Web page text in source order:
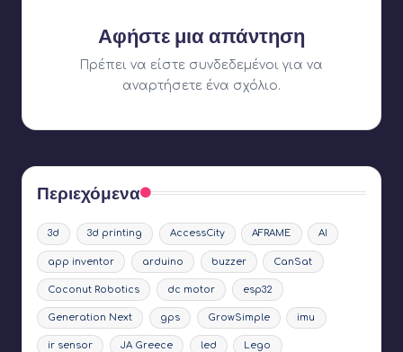
Αφήστε μια απάντηση
Πρέπει να είστε συνδεδεμένοι για να
αναρτήσετε ένα σχόλιο.
Περιεχόμενα
3d 3d printing AccessCity AFRAME AI
app inventor arduino buzzer CanSat
Coconut Robotics dc motor esp32
Generation Next gps GrowSimple imu
ir sensor JA Greece led Lego